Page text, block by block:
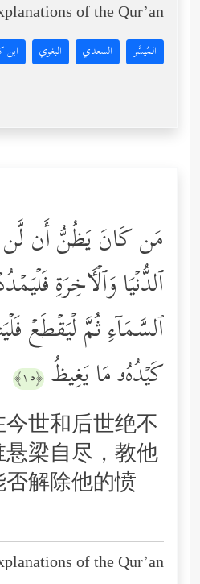
of the Qur’an:
المُيسَّر السعدي البغوي ابن
مَن كَانَ یَظُنُّ أَن لَّن
ٱلدُّنۡیَا وَٱلۡـَٔاخِرَةِ
ٱلسَّمَاۤءِ ثُمَّ لۡیَقۡطَعۡ
كَیۡدُهُۥ مَا یَغِیظُ ﴿١٥﴾
世和后世绝不
梁自尽，教他
解除他的愤
of the Qur’an: